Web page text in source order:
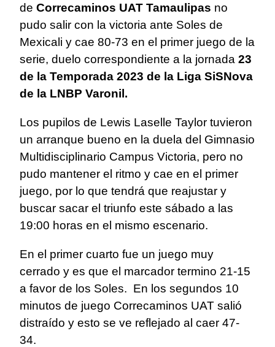
de Correcaminos UAT Tamaulipas no
pudo salir con la victoria ante Soles de
Mexicali y cae 80-73 en el primer juego de la
serie, duelo correspondiente a la jornada 23
de la Temporada 2023 de la Liga SiSNova
de la LNBP Varonil.
Los pupilos de Lewis Laselle Taylor tuvieron
un arranque bueno en la duela del Gimnasio
Multidisciplinario Campus Victoria, pero no
pudo mantener el ritmo y cae en el primer
juego, por lo que tendrá que reajustar y
buscar sacar el triunfo este sábado a las
19:00 horas en el mismo escenario.
En el primer cuarto fue un juego muy
cerrado y es que el marcador termino 21-15
a favor de los Soles. En los segundos 10
minutos de juego Correcaminos UAT salió
distraído y esto se ve reflejado al caer 47-
34.